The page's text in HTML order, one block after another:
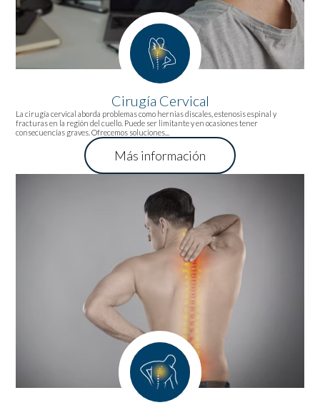
Cirugía Cervical
La cirugía cervical aborda problemas como hernias discales, estenosis espinal y
fracturas en la región del cuello. Puede ser limitante y en ocasiones tener
consecuencias graves. Ofrecemos soluciones...
Más información